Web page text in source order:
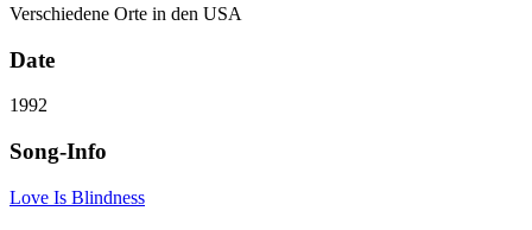
Verschiedene Orte in den USA
Date
1992
Song-Info
Love Is Blindness